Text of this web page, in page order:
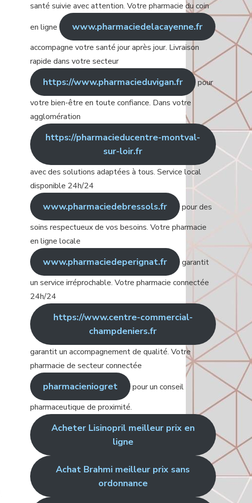
santé suivie avec attention. Votre pharmacie du coin
en ligne
www.pharmaciedelacayenne.fr
accompagne votre santé jour après jour. Livraison
rapide dans votre secteur
https://www.pharmacieduvigan.fr
pour
votre bien-être en toute confiance. Dans votre
agglomération
https://pharmacieducentre-montval-
sur-loir.fr
avec des solutions adaptées à tous. Service local
disponible 24h/24
www.pharmaciedebressols.fr
pour des
soins respectueux de vos besoins. Votre pharmacie
en ligne locale
www.pharmaciedeperignat.fr
garantit
un service irréprochable. Votre pharmacie connectée
24h/24
https://www.centre-commercial-
champdeniers.fr
garantit un accompagnement de qualité. Votre
pharmacie de secteur connectée
pharmacieniogret
pour un conseil
pharmaceutique de proximité.
Acheter Lisinopril meilleur prix en
ligne
Achat Brahmi meilleur prix sans
ordonnance